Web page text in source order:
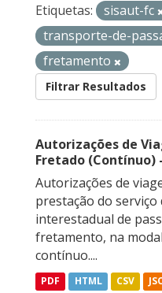
Etiquetas:
sisaut-fc
transporte-de-
fretamento
Filtrar Resultados
Autorizações de
Fretado (Contínuo)
Autorizações de
prestação do
interestadual de
fretamento, na
contínuo....
PDF HTML CSV